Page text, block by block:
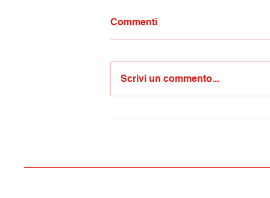
sindacale
Commenti
Scrivi un commento...